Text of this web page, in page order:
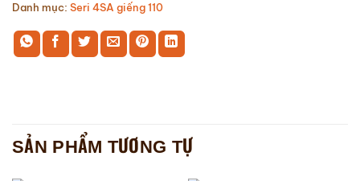
Danh mục: Seri 4SA giếng 110
SẢN PHẨM TƯƠNG TỰ